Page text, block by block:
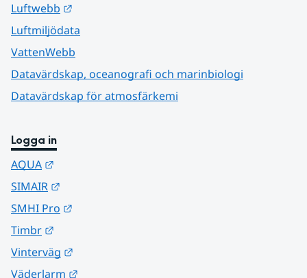
Luftwebb
Luftmiljödata
VattenWebb
Datavärdskap, oceanografi och marinbiologi
Datavärdskap för atmosfärkemi
Logga in
AQUA
SIMAIR
SMHI Pro
Timbr
Vinterväg
Väderlarm